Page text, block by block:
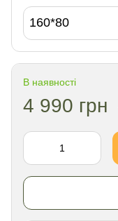
160*80
В наявності
4 990 грн